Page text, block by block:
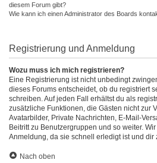
diesem Forum gibt?
Wie kann ich einen Administrator des Boards
Registrierung und Anmeldung
Wozu muss ich mich registrieren?
Eine Registrierung ist nicht unbedingt
dieses Forums entscheidet, ob du registriert
schreiben. Auf jeden Fall erhältst du als
zusätzliche Funktionen, die Gästen nicht zur
Avatarbilder, Private Nachrichten, E-Mail-
Beitritt zu Benutzergruppen und so weiter.
Anmeldung, da sie schnell erledigt ist und dir
Nach oben